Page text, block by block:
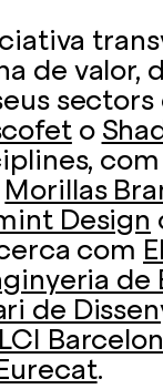
de valor,
o
com
Morillas
Design
com
de
de
LCI
.